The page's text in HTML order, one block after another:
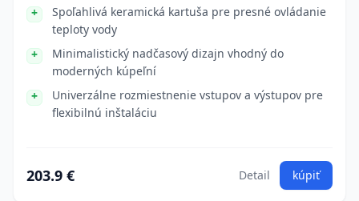
Spoľahlivá keramická kartuša pre presné ovládanie
teploty vody
Minimalistický nadčasový dizajn vhodný do
moderných kúpeľní
Univerzálne rozmiestnenie vstupov a výstupov pre
flexibilnú inštaláciu
203.9 € Detail kúpiť